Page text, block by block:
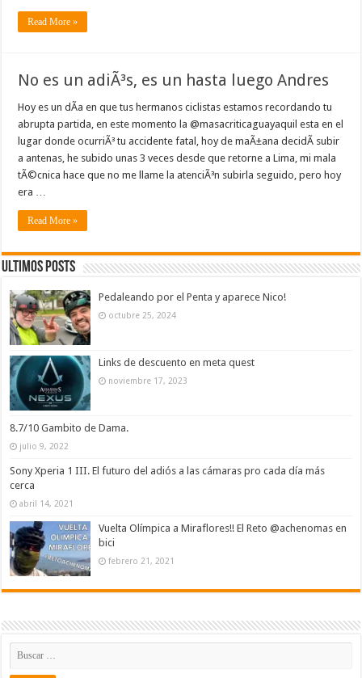
Read More »
No es un adiÃ³s, es un hasta luego Andres
Hoy es un dÃ­a en que tus hermanos ciclistas estamos recordando tu
abrupta partida, en este momento la @masacriticaguayaquil esta en el
lugar donde ocurriÃ³ tu accidente fatal, hoy de maÃ±ana decidÃ­ subir
a antenas, he subido unas 3 veces desde que retorne a Lima, mi mala
tÃ©cnica hace que no me llame la atenciÃ³n subirla seguido, pero hoy
era …
Read More »
Ultimos Posts
Pedaleando por el Penta y aparece Nico!
octubre 25, 2024
Links de descuento en meta quest
noviembre 17, 2023
8.7/10 Gambito de Dama.
julio 9, 2022
Sony Xperia 1 III. El futuro del adiós a las cámaras pro cada día más
cerca
abril 14, 2021
Vuelta Olímpica a Miraflores!! El Reto @achenomas en
bici
febrero 21, 2021